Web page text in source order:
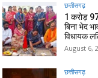
छत्तीसगढ़
1 करोड़
बिना भेद
विधायक
August 6,
छत्तीसगढ़